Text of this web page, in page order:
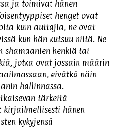
ja toimivat hänen
henget ovat
kuin auttajia, ne ovat
kun hän kutsuu niitä. Ne
shamaanien henkiä tai
jotka ovat jossain määrin
eivätkä näin
hallinnassa.
tärkeitä
kirjailmellisesti hänen
kykyjensä